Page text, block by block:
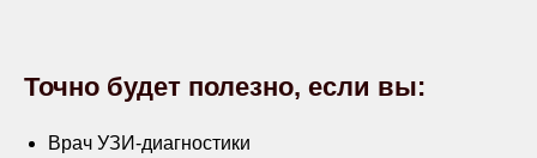
Точно будет полезно, если вы:
Врач УЗИ-диагностики